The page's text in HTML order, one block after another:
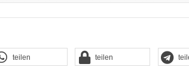
teilen teilen